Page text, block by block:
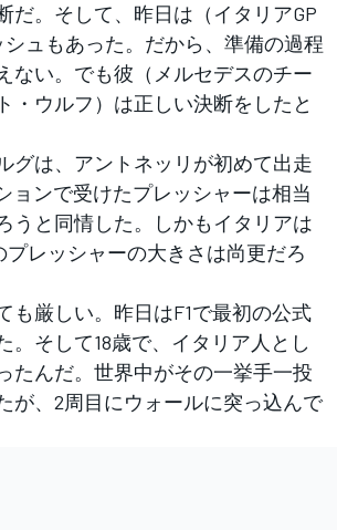
だ。そして、昨日は（イタリアGP
シュもあった。だから、準備の過程
ない。でも彼（メルセデスのチー
・ウルフ）は正しい決断をしたと
グは、アントネッリが初めて出走
ョンで受けたプレッシャーは相当
うと同情した。しかもイタリアは
レッシャーの大きさは尚更だろ
も厳しい。昨日はF1で最初の公式
。そして18歳で、イタリア人とし
たんだ。世界中がその一挙手一投
が、2周目にウォールに突っ込んで